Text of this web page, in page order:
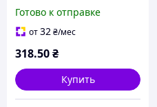
Готово к отправке
от32₴/мес
318.50₴
Купить